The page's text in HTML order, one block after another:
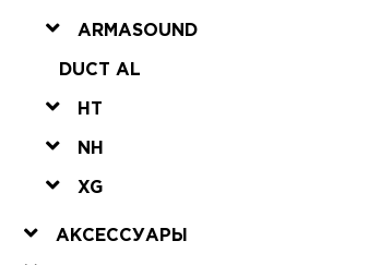
ARMASOUND
DUCT AL
HT
NH
XG
АКСЕССУАРЫ